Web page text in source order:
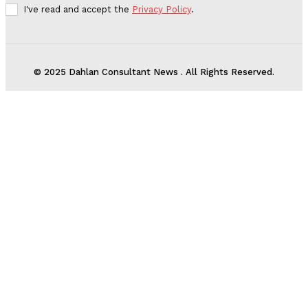
I've read and accept the Privacy Policy.
© 2025 Dahlan Consultant News . All Rights Reserved.